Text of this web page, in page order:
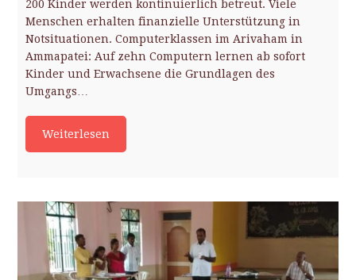
200 Kinder werden kontinuierlich betreut. Viele
Menschen erhalten finanzielle Unterstützung in
Notsituationen. Computerklassen im Arivaham in
Ammapatei: Auf zehn Computern lernen ab sofort
Kinder und Erwachsene die Grundlagen des
Umgangs…
Weiterlesen